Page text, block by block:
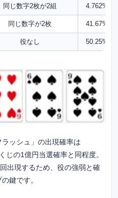
同じ数字2枚が2組 4.762%
同じ数字が2枚 41.67%
役なし 50.25%
ッシュ」の出現確率は
じの1億円当選確率と同程度。
出現するため、役の強弱と確
鍵です。